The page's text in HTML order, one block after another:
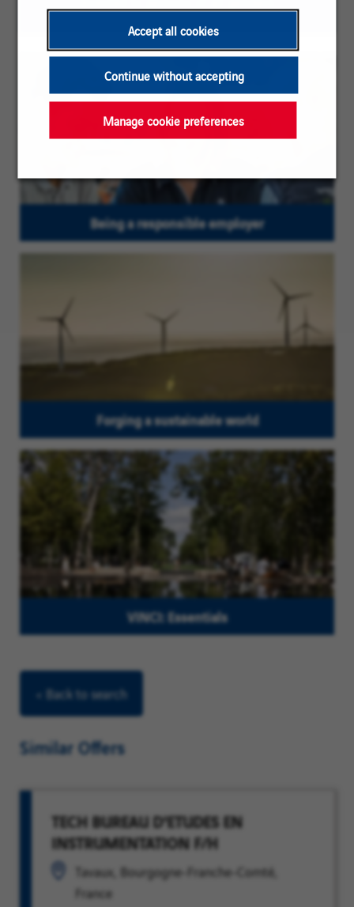
Accept all cookies
Continue without accepting
Manage cookie preferences
Being a responsible employer
Forging a sustainable world
VINCI: Essentials
< Back to search
Similar Offers
TECH BUREAU D'ETUDES EN
INSTRUMENTATION F/H
Tavaux, Bourgogne-Franche-Comté,
France